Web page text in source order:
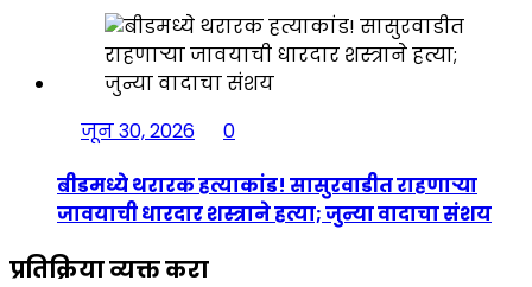
जून 30, 2026
0
बीडमध्ये थरारक हत्याकांड! सासुरवाडीत राहणाऱ्या
जावयाची धारदार शस्त्राने हत्या; जुन्या वादाचा संशय
प्रतिक्रिया व्यक्त करा